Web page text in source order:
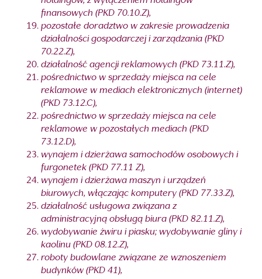
finansowych (PKD 70.10.Z),
pozostałe doradztwo w zakresie prowadzenia
działalności gospodarczej i zarządzania (PKD
70.22.Z),
działalność agencji reklamowych (PKD 73.11.Z),
pośrednictwo w sprzedaży miejsca na cele
reklamowe w mediach elektronicznych (internet)
(PKD 73.12.C),
pośrednictwo w sprzedaży miejsca na cele
reklamowe w pozostałych mediach (PKD
73.12.D),
wynajem i dzierżawa samochodów osobowych i
furgonetek (PKD 77.11 Z),
wynajem i dzierżawa maszyn i urządzeń
biurowych, włączając komputery (PKD 77.33.Z),
działalność usługowa związana z
administracyjną obsługą biura (PKD 82.11.Z),
wydobywanie żwiru i piasku; wydobywanie gliny i
kaolinu (PKD 08.12.Z),
roboty budowlane związane ze wznoszeniem
budynków (PKD 41),